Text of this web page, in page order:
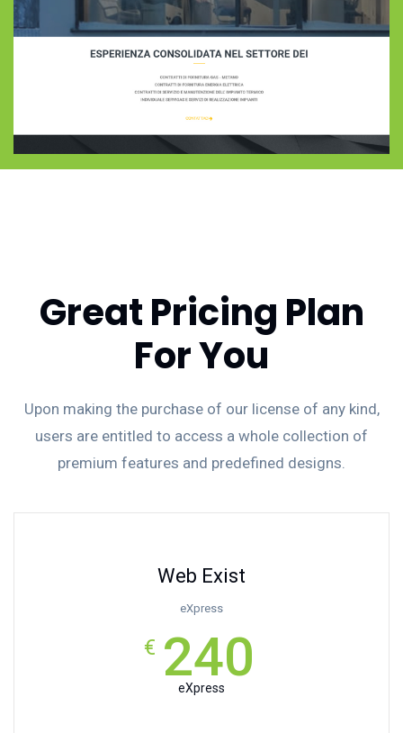
Great Pricing Plan
For You
Upon making the purchase of our license of any kind,
users are entitled to access a whole collection of
premium features and predefined designs.
Web Exist
eXpress
€ 240
eXpress